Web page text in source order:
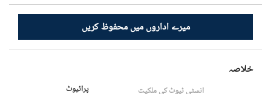
میرے اداروں میں محفوظ کریں
خلاصہ
انسٹی ٹیوٹ کی ملکیت
پرائیوٹ